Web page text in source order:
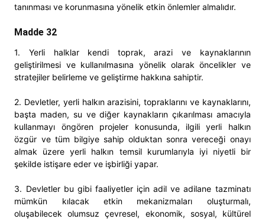
tanınması ve korunmasına yönelik etkin önlemler almalıdır.
Madde 32
1. Yerli halklar kendi toprak, arazi ve kaynaklarının
geliştirilmesi ve kullanılmasına yönelik olarak öncelikler ve
stratejiler belirleme ve geliştirme hakkına sahiptir.
2. Devletler, yerli halkın arazisini, topraklarını ve kaynaklarını,
başta maden, su ve diğer kaynakların çıkarılması amacıyla
kullanmayı öngören projeler konusunda, ilgili yerli halkın
özgür ve tüm bilgiye sahip olduktan sonra vereceği onayı
almak üzere yerli halkın temsil kurumlarıyla iyi niyetli bir
şekilde istişare eder ve işbirliği yapar.
3. Devletler bu gibi faaliyetler için adil ve adilane tazminatı
mümkün kılacak etkin mekanizmaları oluşturmalı,
oluşabilecek olumsuz çevresel, ekonomik, sosyal, kültürel